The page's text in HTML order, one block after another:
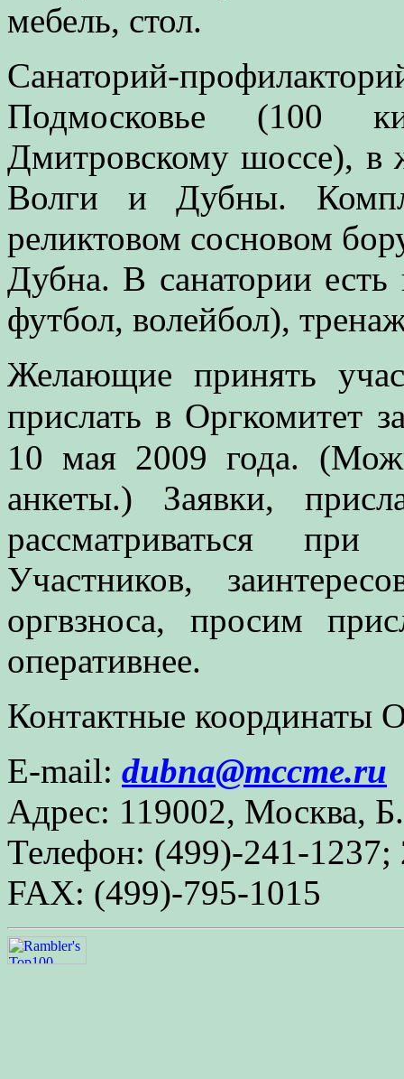
мебель, стол.
Санаторий-
Подмосковье (100
Дмитровскому шоссе), в
Волги и Дубны.
реликтовом сосновом
Дубна. В санатории
футбол, волейбол),
Желающие принять
прислать в Оргкомитет
10 мая 2009 года.
анкеты.) Заявки,
рассматриваться
Участников,
оргвзноса, просим
оперативнее.
Контактные координаты
E-mail: dubna@mccme.ru
Адрес: 119002, Москва,
Телефон: (499)-241-1237;
FAX: (499)-795-1015